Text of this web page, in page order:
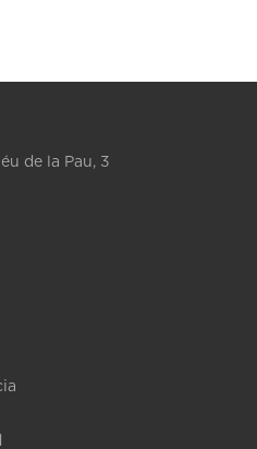
de la Pau, 3